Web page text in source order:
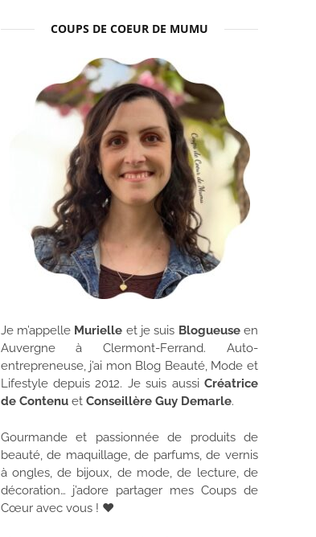
COUPS DE COEUR DE MUMU
Je m’appelle Murielle et je suis Blogueuseen
Auvergne à Clermont-Ferrand. Auto-
entrepreneuse, j’ai mon Blog Beauté, Mode et
Lifestyle depuis 2012. Je suis aussi Créatrice
de Contenuet Conseillère Guy Demarle.
Gourmande et passionnée de produits de
beauté, de maquillage, de parfums, de vernis
à ongles, de bijoux, de mode, de lecture, de
décoration… j’adore partager mes Coups de
Cœur avec vous ! ♥